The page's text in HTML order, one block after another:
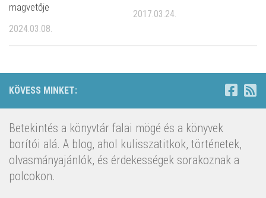
magvetője
2024.03.08.
2017.03.24.
KÖVESS MINKET:
Betekintés a könyvtár falai mögé és a könyvek
borítói alá. A blog, ahol kulisszatitkok, történetek,
olvasmányajánlók, és érdekességek sorakoznak a
polcokon.